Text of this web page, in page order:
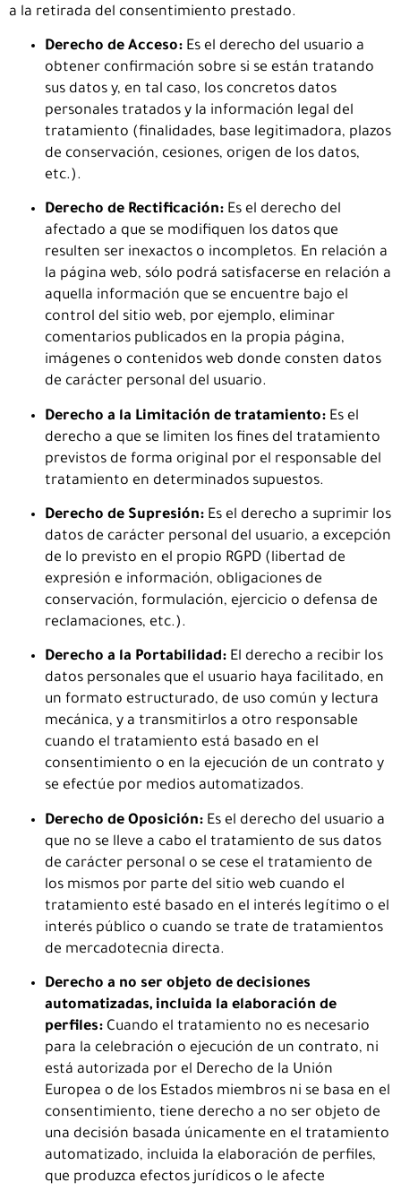
a la retirada del consentimiento prestado.
Derecho de Acceso: Es el derecho del usuario a
obtener confirmación sobre si se están tratando
sus datos y, en tal caso, los concretos datos
personales tratados y la información legal del
tratamiento (finalidades, base legitimadora, plazos
de conservación, cesiones, origen de los datos,
etc.).
Derecho de Rectificación: Es el derecho del
afectado a que se modifiquen los datos que
resulten ser inexactos o incompletos. En relación a
la página web, sólo podrá satisfacerse en relación a
aquella información que se encuentre bajo el
control del sitio web, por ejemplo, eliminar
comentarios publicados en la propia página,
imágenes o contenidos web donde consten datos
de carácter personal del usuario.
Derecho a la Limitación de tratamiento: Es el
derecho a que se limiten los fines del tratamiento
previstos de forma original por el responsable del
tratamiento en determinados supuestos.
Derecho de Supresión: Es el derecho a suprimir los
datos de carácter personal del usuario, a excepción
de lo previsto en el propio RGPD (libertad de
expresión e información, obligaciones de
conservación, formulación, ejercicio o defensa de
reclamaciones, etc.).
Derecho a la Portabilidad: El derecho a recibir los
datos personales que el usuario haya facilitado, en
un formato estructurado, de uso común y lectura
mecánica, y a transmitirlos a otro responsable
cuando el tratamiento está basado en el
consentimiento o en la ejecución de un contrato y
se efectúe por medios automatizados.
Derecho de Oposición: Es el derecho del usuario a
que no se lleve a cabo el tratamiento de sus datos
de carácter personal o se cese el tratamiento de
los mismos por parte del sitio web cuando el
tratamiento esté basado en el interés legítimo o el
interés público o cuando se trate de tratamientos
de mercadotecnia directa.
Derecho a no ser objeto de decisiones
automatizadas, incluida la elaboración de
perfiles: Cuando el tratamiento no es necesario
para la celebración o ejecución de un contrato, ni
está autorizada por el Derecho de la Unión
Europea o de los Estados miembros ni se basa en el
consentimiento, tiene derecho a no ser objeto de
una decisión basada únicamente en el tratamiento
automatizado, incluida la elaboración de perfiles,
que produzca efectos jurídicos o le afecte